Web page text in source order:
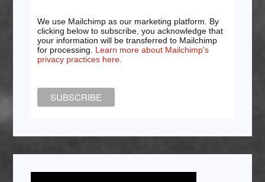
We use Mailchimp as our marketing platform. By
clicking below to subscribe, you acknowledge that
your information will be transferred to Mailchimp
for processing. Learn more about Mailchimp's
privacy practices here.